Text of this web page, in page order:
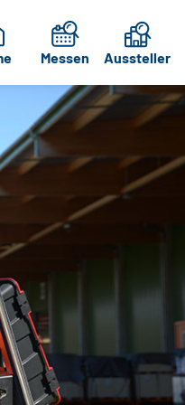
Messen Aussteller